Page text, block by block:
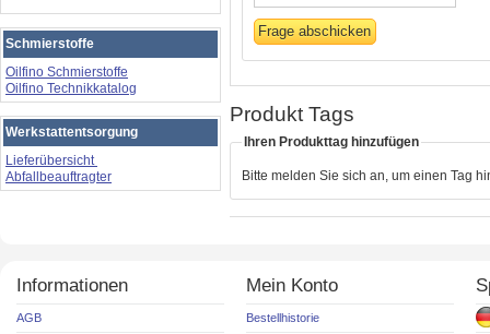
Produkt Tags
Ihren Produkttag hinzufügen
Bitte melden Sie sich an, um einen Tag
Schmierstoffe
Oilfino Schmierstoffe
Oilfino Technikkatalog
Werkstattentsorgung
Lieferübersicht
Abfallbeauftragter
Informationen
AGB
Mein Konto
Bestellhistorie